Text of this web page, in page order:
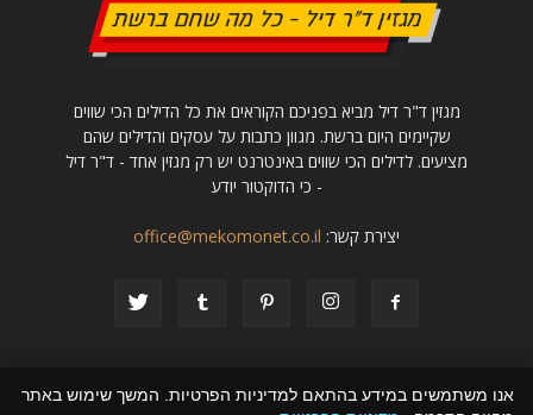
מגזין ד"ר דיל מביא בפניכם הקוראים את כל הדילים הכי שווים
שקיימים היום ברשת. מגוון כתבות על עסקים והדילים שהם
מציעים. לדילים הכי שווים באינטרנט יש רק מגזין אחד - ד"ר דיל
- כי הדוקטור יודע
יצירת קשר: office@mekomonet.co.il
אנו משתמשים במידע בהתאם למדיניות הפרטיות. המשך שימוש באתר